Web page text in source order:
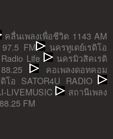
คลื่นเพลงเพื่อชีวิต 1143 AM
FM
นครทูเดย์เรดิโอ
Life
นครมิวสิคเรดิ
คอเพลงดอทคอม
โอ SATOR4U RADIO
LIVEMUSIC
สถานีเพลง
FM